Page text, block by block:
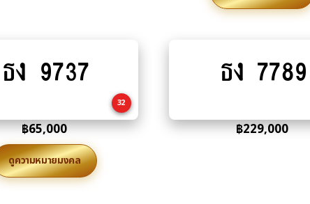
to
ธง 9737
32
฿65,000
ดูความหมายมงคล
to
ธง 7789
฿229,000